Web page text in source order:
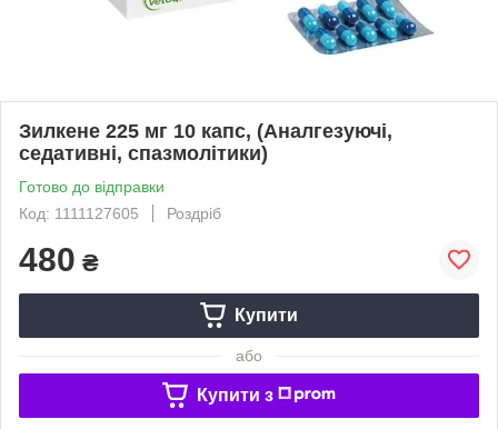
Зилкене 225 мг 10 капс, (Аналгезуючі,
седативні, спазмолітики)
Готово до відправки
Код: 1111127605
Роздріб
480 ₴
Купити
або
Купити з